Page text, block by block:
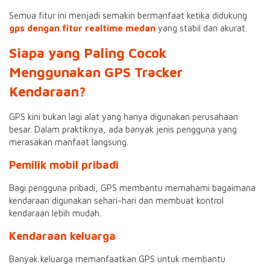
Semua fitur ini menjadi semakin bermanfaat ketika didukung
gps dengan fitur realtime medan yang stabil dan akurat.
Siapa yang Paling Cocok
Menggunakan GPS Tracker
Kendaraan?
GPS kini bukan lagi alat yang hanya digunakan perusahaan
besar. Dalam praktiknya, ada banyak jenis pengguna yang
merasakan manfaat langsung.
Pemilik mobil pribadi
Bagi pengguna pribadi, GPS membantu memahami bagaimana
kendaraan digunakan sehari-hari dan membuat kontrol
kendaraan lebih mudah.
Kendaraan keluarga
Banyak keluarga memanfaatkan GPS untuk membantu